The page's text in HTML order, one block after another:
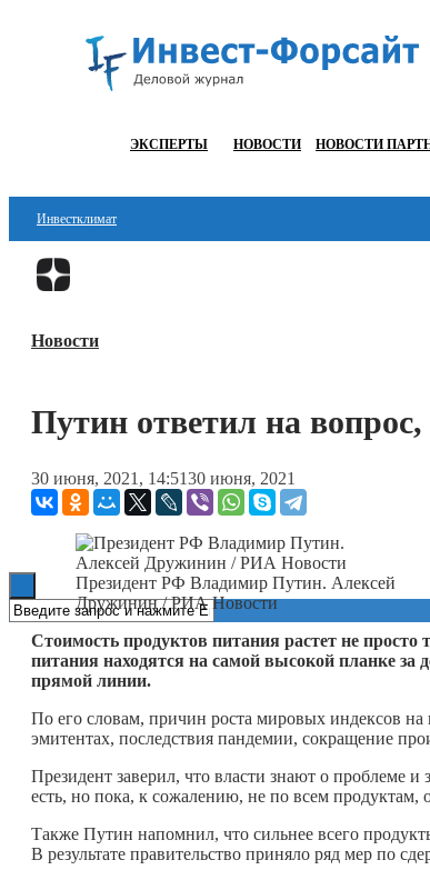
ЭКСПЕРТЫ НОВОСТИ НОВОСТИ
Инвестклимат
Финансы
Блокчейн
Технологии
ESG
Новости
Путин ответил на
30 июня, 2021, 14:5130 июня, 2021
Президент РФ Владимир Путин. Алексей
Дружинин / РИА Новости
Стоимость продуктов питания растет не
питания находятся на самой высокой планке за
прямой линии.
По его словам, причин роста мировых индексов на
эмитентах, последствия пандемии, сокращение
Президент заверил, что власти знают о
есть, но пока, к сожалению, не по всем продуктам,
Также Путин напомнил, что сильнее всего
В результате правительство приняло ряд мер по